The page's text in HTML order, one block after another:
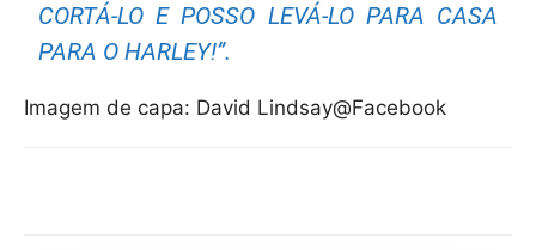
CORTÁ-LO E POSSO LEVÁ-LO PARA CASA
PARA O HARLEY!”.
Imagem de capa: David Lindsay@Facebook